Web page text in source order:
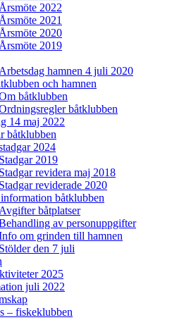
Årsmöte 2022
Årsmöte 2021
Årsmöte 2020
Årsmöte 2019
Arbetsdag hamnen 4 juli 2020
och hamnen
båtklubben
båtklubben
14 maj 2022
båtklubben
2024
Stadgar 2019
Stadgar revidera maj 2018
Stadgar reviderade 2020
båtklubben
Avgifter båtplatser
av personuppgifter
om grinden till hamnen
Stölder den 7 juli
2025
juli 2022
– fiskeklubben